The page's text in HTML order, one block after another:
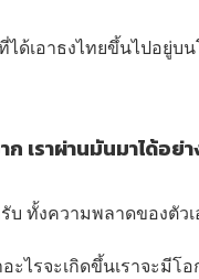
ด้เอาธงไทยขึ้นไปอยู่บ
เราผ่านมันมาได้อย่า
บ ทั้งความพลาดของตั
ะไรจะเกิดขึ้นเราจะมี